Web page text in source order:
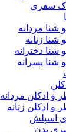
سفری
شنا مردانه
شنا زنانه
شنا دخترانه
شنا پسرانه
و ادکلن مردانه
و ادکلن زنانه
اسپلش
بدن